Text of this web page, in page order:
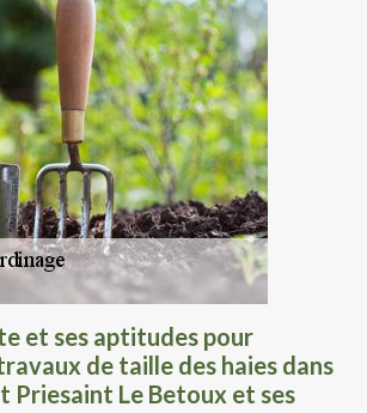
et ses aptitudes pour
de taille des haies dans
Priesaint Le Betoux et ses